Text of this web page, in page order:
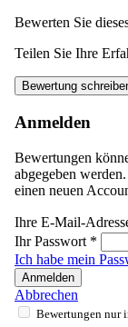
Bewerten Sie
Teilen Sie Ihre
Bewertung
Anmelden
Bewertungen
abgegeben
einen neuen
Ihre E-Mail-
Ihr Passwort *
Ich habe mein
Anmelden
Abbrechen
Bewertungen nur